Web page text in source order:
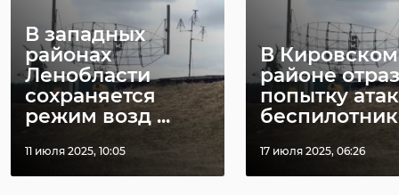
В западных
районах
Ленобласти
сохраняется
режим возд ...
11 июля 2025, 10:05
В Кировском
районе
попытку
17 июля 2025, 06:26